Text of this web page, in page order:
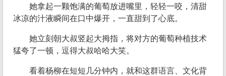
她拿起一颗饱满的葡萄放进嘴里，轻轻一咬，清甜
冰凉的汁液瞬间在口中爆开，一直甜到了心底。
她立刻朝大叔竖起大拇指，将对方的葡萄种植技术
猛夸了一顿，逗得大叔哈哈大笑。
看着杨柳在短短几分钟内，就和这群语言、文化背